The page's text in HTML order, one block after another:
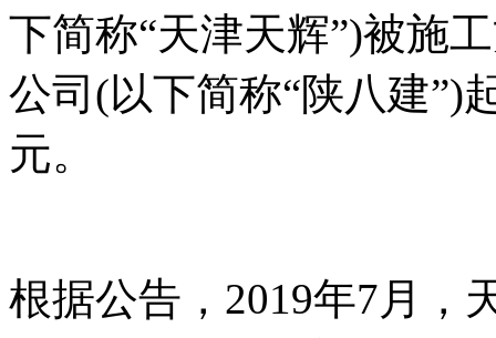
下简称“天津天辉”)被施
公司(以下简称“陕八建”)
元。
根据公告，2019年7月，